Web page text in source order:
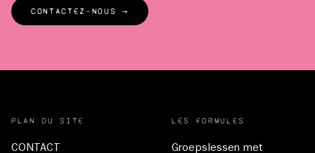
CONTACTEZ-NOUS →
PLAN DU SITE
CONTACT
LES FORMULES
Groepslessen met